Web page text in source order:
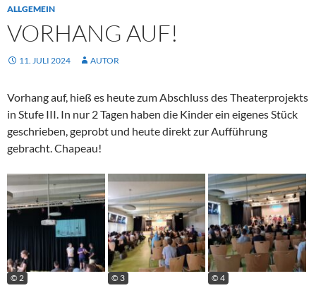
ALLGEMEIN
VORHANG AUF!
11. JULI 2024 AUTOR
Vorhang auf, hieß es heute zum Abschluss des Theaterprojekts
in Stufe III. In nur 2 Tagen haben die Kinder ein eigenes Stück
geschrieben, geprobt und heute direkt zur Aufführung
gebracht. Chapeau!
© 2 © 3 © 4